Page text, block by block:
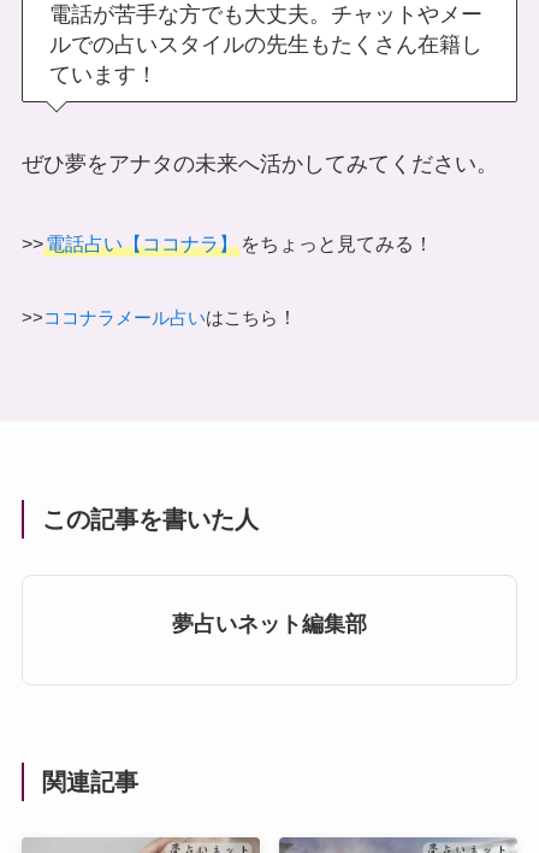
電話が苦手な方でも大丈夫。チャットやメー
ルでの占いスタイルの先生もたくさん在籍し
ています！
ぜひ夢をアナタの未来へ活かしてみてください。
>>電話占い【ココナラ】をちょっと見てみる！
>>ココナラメール占いはこちら ！
この記事を書いた人
夢占いネット編集部
関連記事